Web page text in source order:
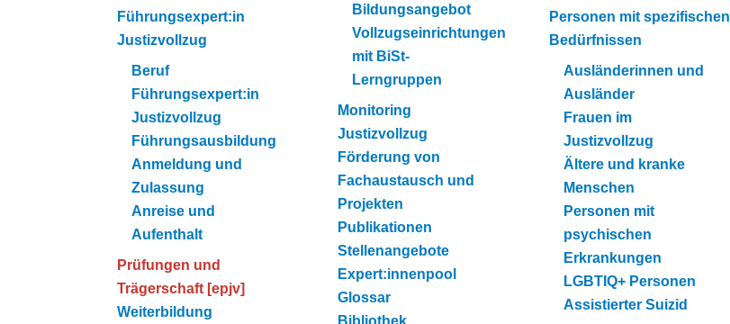
Führungsexpert:in
Justizvollzug
Beruf
Führungsexpert:in
Justizvollzug
Führungsausbildung
Anmeldung und
Zulassung
Anreise und
Aufenthalt
Prüfungen und
Trägerschaft [epjv]
Weiterbildung
Bildungsangebot
Vollzugseinrichtungen
mit BiSt-
Lerngruppen
Monitoring
Justizvollzug
Förderung von
Fachaustausch und
Projekten
Publikationen
Stellenangebote
Expert:innenpool
Glossar
Bibliothek
Personen mit spezifischen
Bedürfnissen
Ausländerinnen und
Ausländer
Frauen im
Justizvollzug
Ältere und kranke
Menschen
Personen mit
psychischen
Erkrankungen
LGBTIQ+ Personen
Assistierter Suizid